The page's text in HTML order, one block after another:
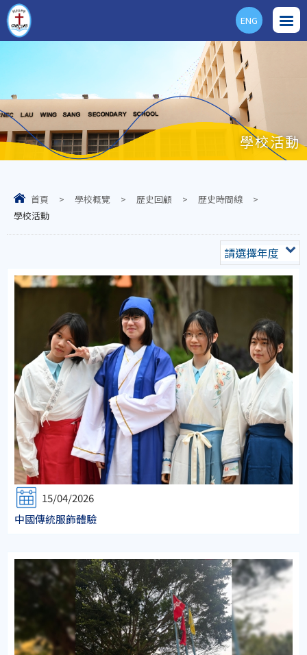
ENG
學校活動
首頁 > 學校概覽 > 歷史回顧 > 歷史時間線
>
學校活動
請選擇年度
15/04/2026
中國傳統服飾體驗